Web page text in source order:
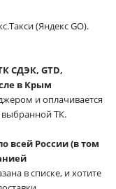
(Яндекс GO).
СДЭК, GTD,
в Крым
и оплачивается
ТК.
всей России (в том
в списке, и хотите